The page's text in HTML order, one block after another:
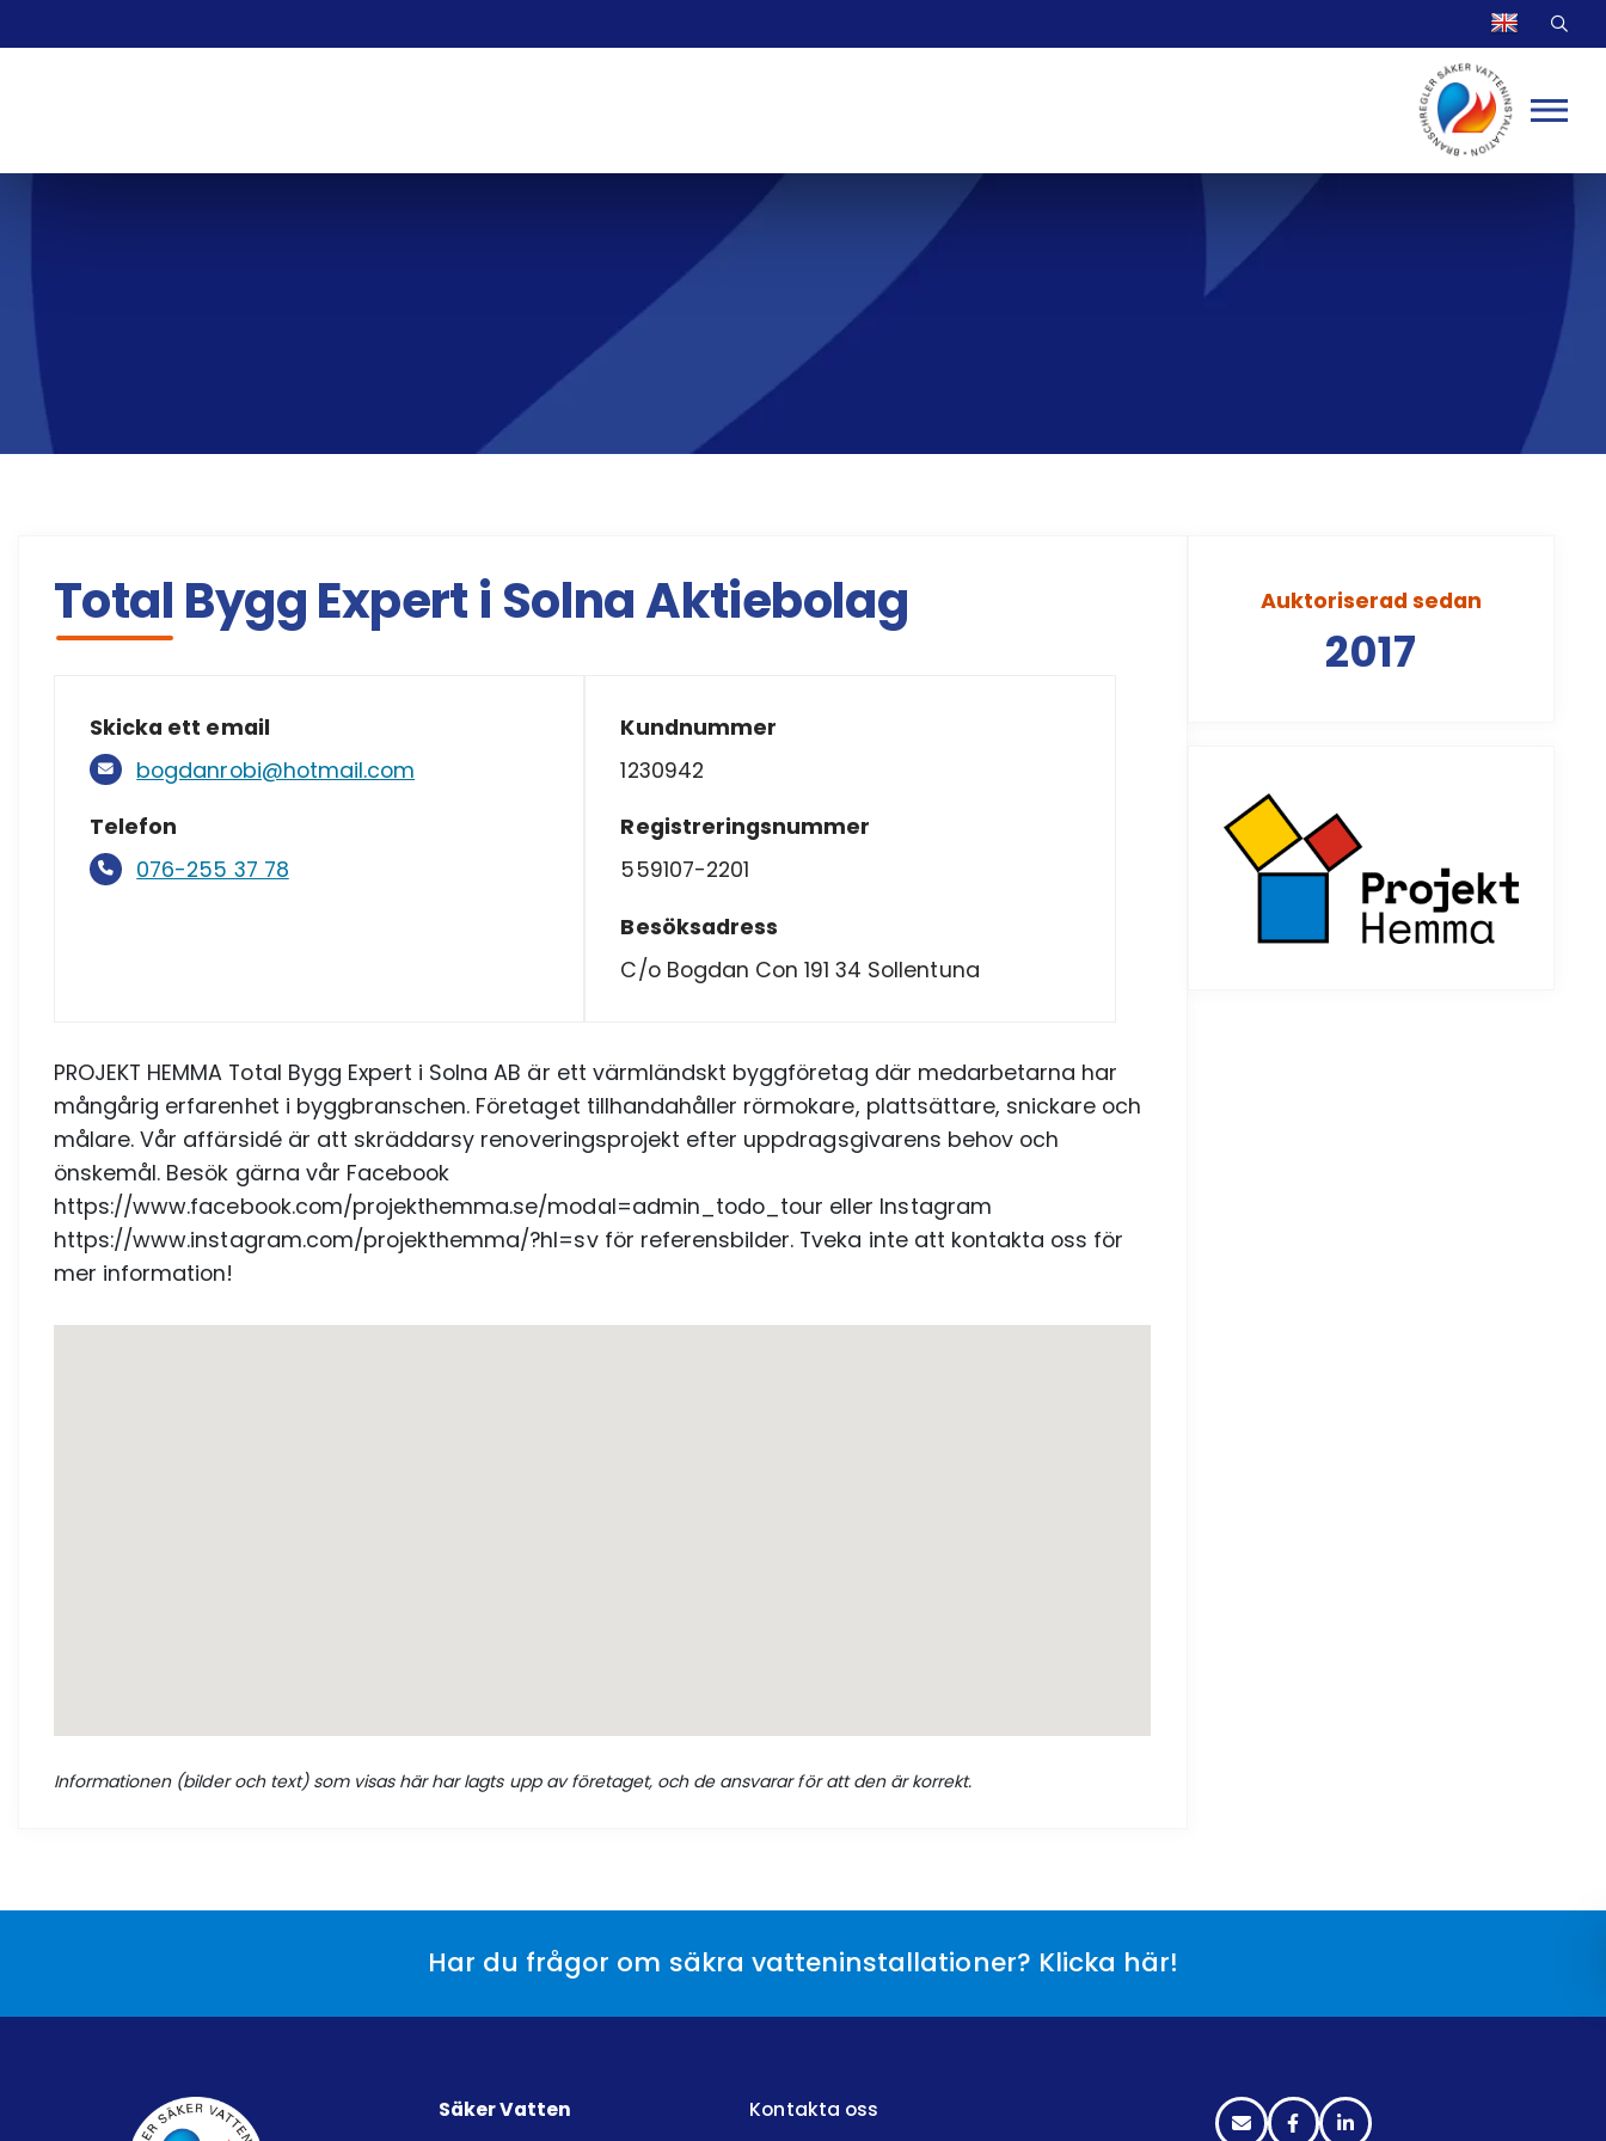
Total Bygg Expert i Solna Aktiebolag
Skicka ett email
bogdanrobi@hotmail.com
Telefon
076-255 37 78
Kundnummer
1230942
Registreringsnummer
559107-2201
Besöksadress
C/o Bogdan Con 191 34 Sollentuna
PROJEKT HEMMA Total Bygg Expert i Solna AB är ett värmländskt byggföretag där medarbetarna har
mångårig erfarenhet i byggbranschen. Företaget tillhandahåller rörmokare, plattsättare, snickare och
målare. Vår affärsidé är att skräddarsy renoveringsprojekt efter uppdragsgivarens behov och
önskemål. Besök gärna vår Facebook
https://www.facebook.com/projekthemma.se/modal=admin_todo_tour eller Instagram
https://www.instagram.com/projekthemma/?hl=sv för referensbilder. Tveka inte att kontakta oss för
mer information!
Informationen (bilder och text) som visas här har lagts upp av företaget, och de ansvarar för att den är korrekt.
Auktoriserad sedan
2017
Har du frågor om säkra vatteninstallationer? Klicka här!
Säker Vatten
Kontakta oss